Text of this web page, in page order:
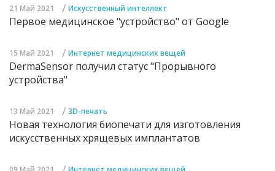
21 Май 2021 / Искусственный интеллект
Первое медицинское "устройство" от Google
15 Май 2021 / Интернет медицинских вещей
DermaSensor получил статус "Прорывного
устройства"
13 Май 2021 / 3D-печать
Новая технология биопечати для изготовления
искусственных хрящевых имплантатов